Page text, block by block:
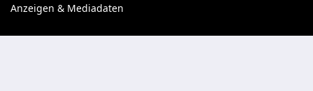
Anzeigen & Mediadaten